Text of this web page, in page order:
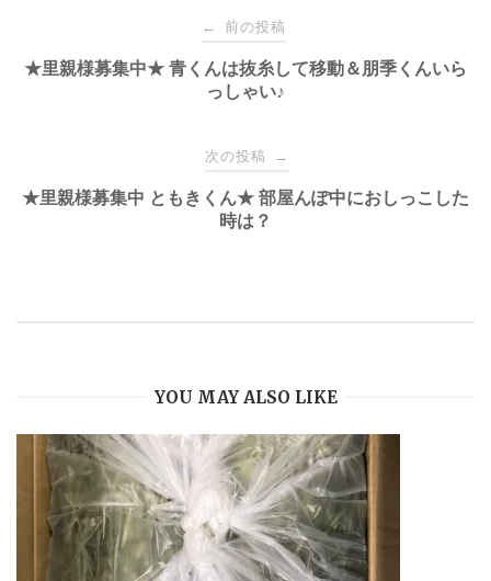
稿
ビ
ン
← 前の投稿
★里親様募集中★ 青くんは抜糸して移動＆朋季くんいら
っしゃい♪
次の投稿 →
★里親様募集中 ともきくん★ 部屋んぽ中におしっこした
時は？
YOU MAY ALSO LIKE